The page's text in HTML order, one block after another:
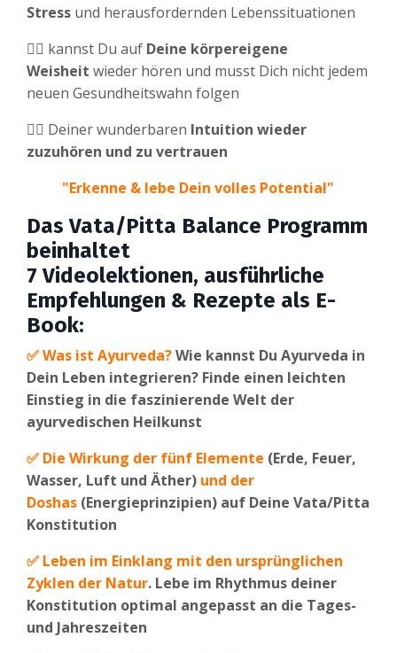
Stress und herausfordernden Lebenssituationen
👉🏼 kannst Du auf Deine körpereigene
Weisheit wieder hören und musst Dich nicht jedem
neuen Gesundheitswahn folgen
👉🏼 Deiner wunderbaren Intuition wieder
zuzuhören und zu vertrauen
"Erkenne & lebe Dein volles Potential"
Das Vata/Pitta Balance Programm
beinhaltet
7 Videolektionen, ausführliche
Empfehlungen & Rezepte als E-
Book:
✅Was ist Ayurveda?Wie kannst Du Ayurveda in
Dein Leben integrieren? Finde einen leichten
Einstieg in die faszinierende Welt der
ayurvedischen Heilkunst
✅ Die Wirkung der fünf Elemente (Erde, Feuer,
Wasser, Luft und Äther) und der
Doshas (Energieprinzipien) auf Deine Vata/Pitta
Konstitution
✅ Leben im Einklang mit den ursprünglichen
Zyklen der Natur. Lebe im Rhythmus deiner
Konstitution optimal angepasst an die Tages-
und Jahreszeiten